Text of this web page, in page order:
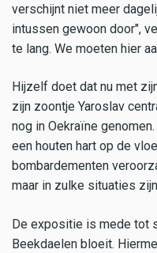
verschijnt niet meer
intussen gewoon door",
te lang. We moeten hier
Hijzelf doet dat nu met
zijn zoontje Yaroslav
nog in Oekraïne
een houten hart op de
bombardementen
maar in zulke situaties
De expositie is mede tot
Beekdaelen bloeit.